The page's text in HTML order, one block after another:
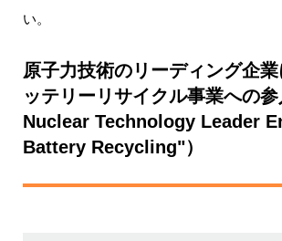
い。
原子力技術のリーディング企
ッテリーリサイクル事業への
Nuclear Technology Leader
Battery Recycling"）